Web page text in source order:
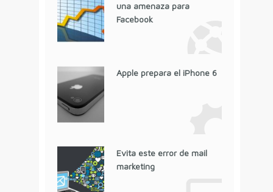
una amenaza para
Facebook
Apple prepara el iPhone 6
Evita este error de mail
marketing